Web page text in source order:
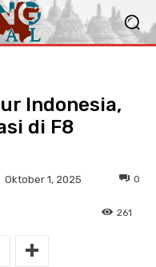
Indonesia,
di F8
Oktober 1, 2025 0
261